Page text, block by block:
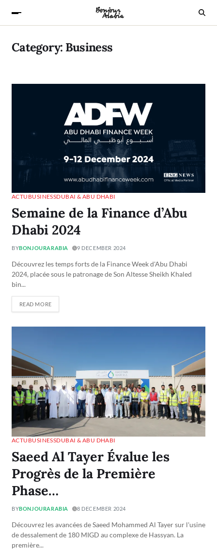
Category: Business
ACTU BUSINESSDUBAI & ABU DHABI
Semaine de la Finance d’Abu
Dhabi 2024
BYBONJOURARABIA 9 DECEMBER 2024
Découvrez les temps forts de la Finance Week d'Abu Dhabi
2024, placée sous le patronage de Son Altesse Sheikh Khaled
bin...
READ MORE
ACTU BUSINESSDUBAI & ABU DHABI
Saeed Al Tayer Évalue les
Progrès de la Première
Phase…
BYBONJOURARABIA 8 DECEMBER 2024
Découvrez les avancées de Saeed Mohammed Al Tayer sur l'usine
de dessalement de 180 MIGD au complexe de Hassyan. La
première...